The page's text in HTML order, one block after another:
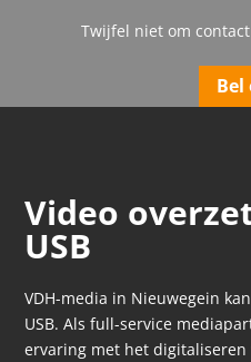
Twijfel niet om
Bel
Video
USB
VDH-media in Nieuwegein
USB. Als full-service
ervaring met het